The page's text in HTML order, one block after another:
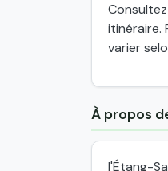
itinéraire.
varier
À propos
l'Étang-